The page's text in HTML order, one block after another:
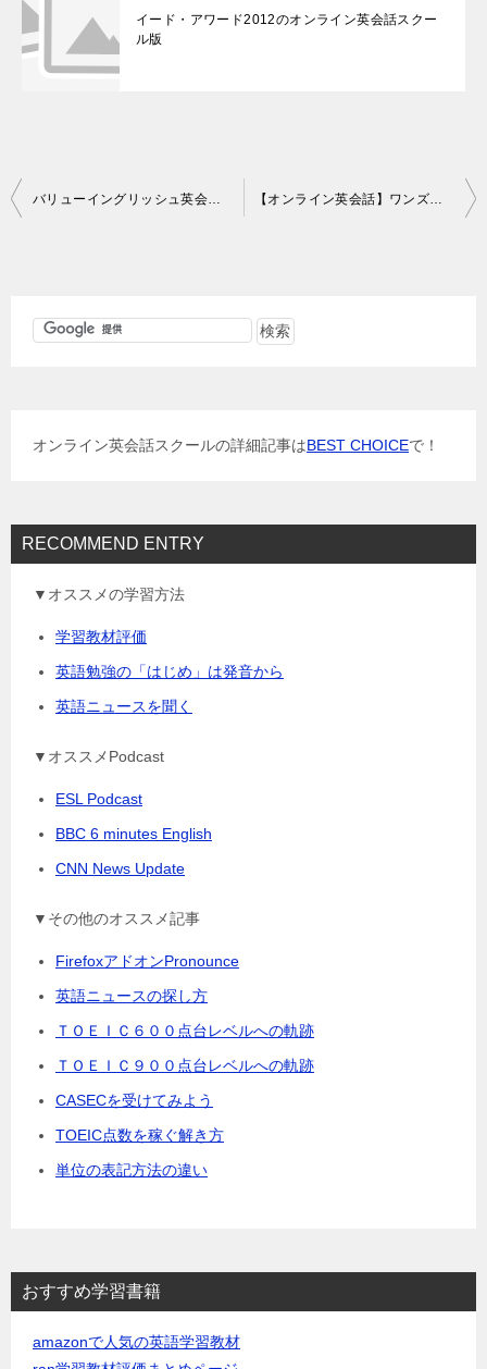
イード・アワード2012のオンライン英会話スクー
ル版
投
オンライン英会話スクールの詳細記事はBEST CHOICEで！
RECOMMEND ENTRY
▼オススメの学習方法
学習教材評価
英語勉強の「はじめ」は発音から
英語ニュースを聞く
▼オススメPodcast
ESL Podcast
BBC 6 minutes English
CNN News Update
▼その他のオススメ記事
FirefoxアドオンPronounce
英語ニュースの探し方
ＴＯＥＩＣ６００点台レベルへの軌跡
ＴＯＥＩＣ９００点台レベルへの軌跡
CASECを受けてみよう
TOEIC点数を稼ぐ解き方
単位の表記方法の違い
おすすめ学習書籍
amazonで人気の英語学習教材